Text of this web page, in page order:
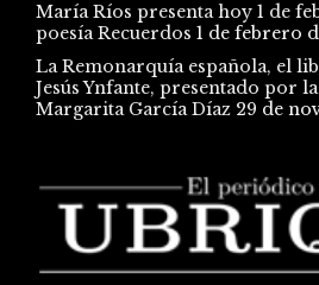
María Ríos presenta hoy 1 de
poesía Recuerdos 1 de febrero
La Remonarquía española, el
Jesús Ynfante, presentado por
Margarita García Díaz 29 de